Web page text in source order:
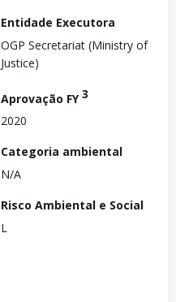
Entidade Executora
OGP Secretariat (Ministry of
Justice)
Aprovação FY3
2020
Categoria ambiental
N/A
Risco Ambiental e Social
L